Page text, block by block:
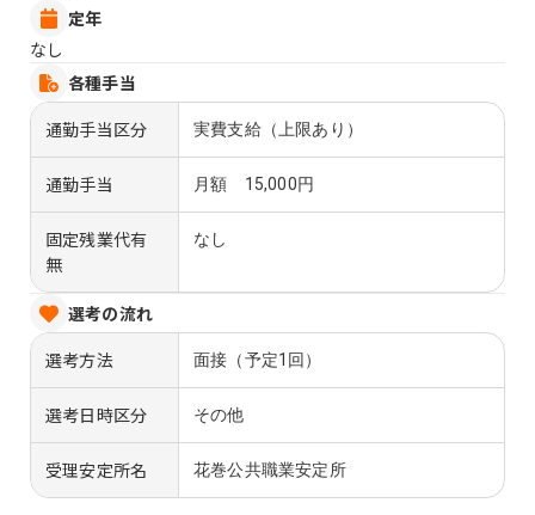
定年
なし
各種手当
通勤手当区分
実費支給（上限あり）
通勤手当 月額 15,000円
固定残業代有
無
なし
選考の流れ
選考方法
面接（予定1回）
選考日時区分 その他
受理安定所名 花巻公共職業安定所